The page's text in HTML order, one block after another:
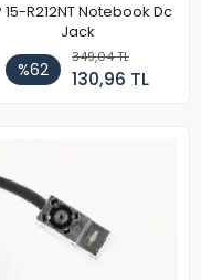
15-R212NT Notebook Dc
Jack
%62
349,04 TL
130,96 TL